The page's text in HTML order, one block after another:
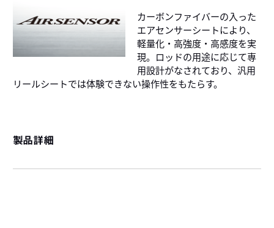
カーボンファイバーの入った
エアセンサーシートにより、
軽量化・高強度・高感度を実
現。ロッドの用途に応じて専
用設計がなされており、汎用
リールシートでは体験できない操作性をもたらす。
製品詳細